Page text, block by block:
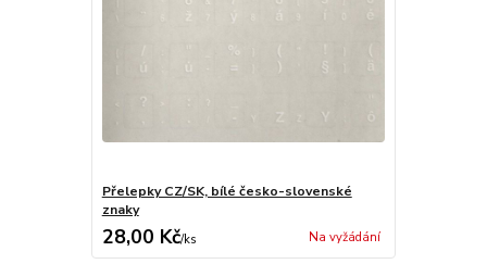
Přelepky CZ/SK, bílé česko-slovenské
znaky
28,00 Kč/ks Na vyžádání